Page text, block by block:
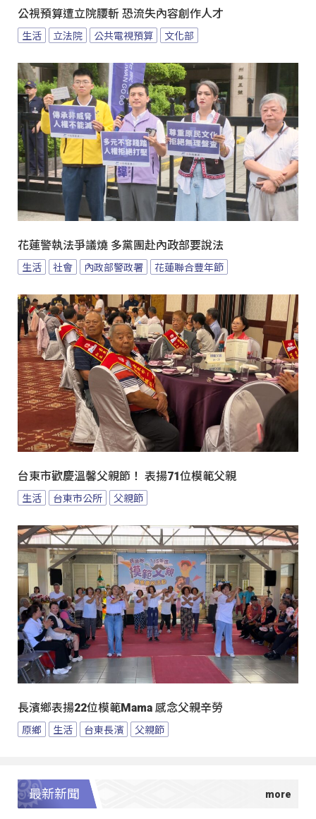
公視預算遭立院腰斬 恐流失內容創作人才
生活 立法院 公共電視預算 文化部
花蓮警執法爭議燒 多黨團赴內政部要說法
生活 社會 內政部警政署 花蓮聯合豐年節
台東市歡慶溫馨父親節！ 表揚71位模範父親
生活 台東市公所 父親節
長濱鄉表揚22位模範Mama 感念父親辛勞
原鄉 生活 台東長濱 父親節
最新新聞